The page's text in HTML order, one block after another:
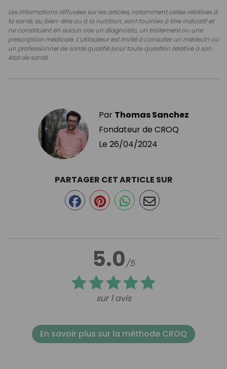
Les informations diffusées sur les articles, notamment celles relatives à
la santé, au bien-être ou à la nutrition, sont fournies à titre indicatif et
ne constituent en aucun cas un diagnostic, un traitement ou une
prescription médicale. L'utilisateur est invité à consulter un médecin ou
un professionnel de santé qualifié pour toute question relative à son
état de santé.
Par Thomas Sanchez
Fondateur de CROQ
Le 26/04/2024
5.0/5
sur 1 avis
PARTAGER CET ARTICLE SUR
En savoir plus sur la méthode CROQ